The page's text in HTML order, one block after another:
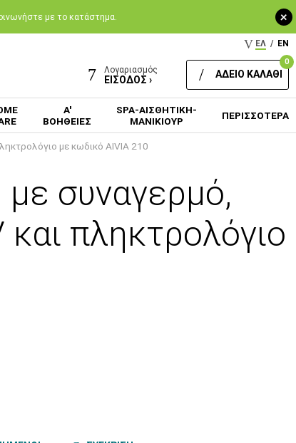
+
με το κατάστημα.
ΕΛ / EN
Λογαριασμός
ΕΙΣΟΔΟΣ ›
0
ΑΔΕΙΟ ΚΑΛΑΘΙ
Α'
ΒΟΗΘΕΙΕΣ
SPA-ΑΙΣΘΗΤΙΚΗ-
ΜΑΝΙΚΙΟΥΡ
ΠΕΡΙΣΣΟΤΕΡΑ
με κωδικό AIVIA 210
συναγερμό,
πληκτρολόγιο